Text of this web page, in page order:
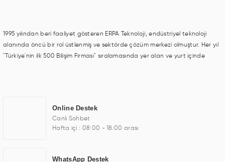
1995 yılından beri faaliyet gösteren ERPA Teknoloji, endüstriyel teknoloji
alanında öncü bir rol üstlenmiş ve sektörde çözüm merkezi olmuştur. Her yıl
"Türkiye'nin ilk 500 Bilişim Firması" sıralamasında yer alan ve yurt içinde
markası altında kendi ürettiği ürünlerde kullanmıştır. Günümüzde TOCHI;
videowall, digital signage, kiosk, totem, akıllı durak ekranı, araç içi ekran,
asansör ekranı, digital menüboard, marin ekran, medikal ekran, savunma
endüstriyel ekranlar, kapı önü bilgi ekranları, panel PC, endüstriyel Panel
Online Destek
Canlı Sohbet
Hafta içi : 08:00 - 18:00 arası
WhatsApp Destek